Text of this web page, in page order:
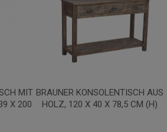
MIT
X 200
BRAUNER KONSOLENTISCH AUS
HOLZ, 120 X 40 X 78,5 CM (H)